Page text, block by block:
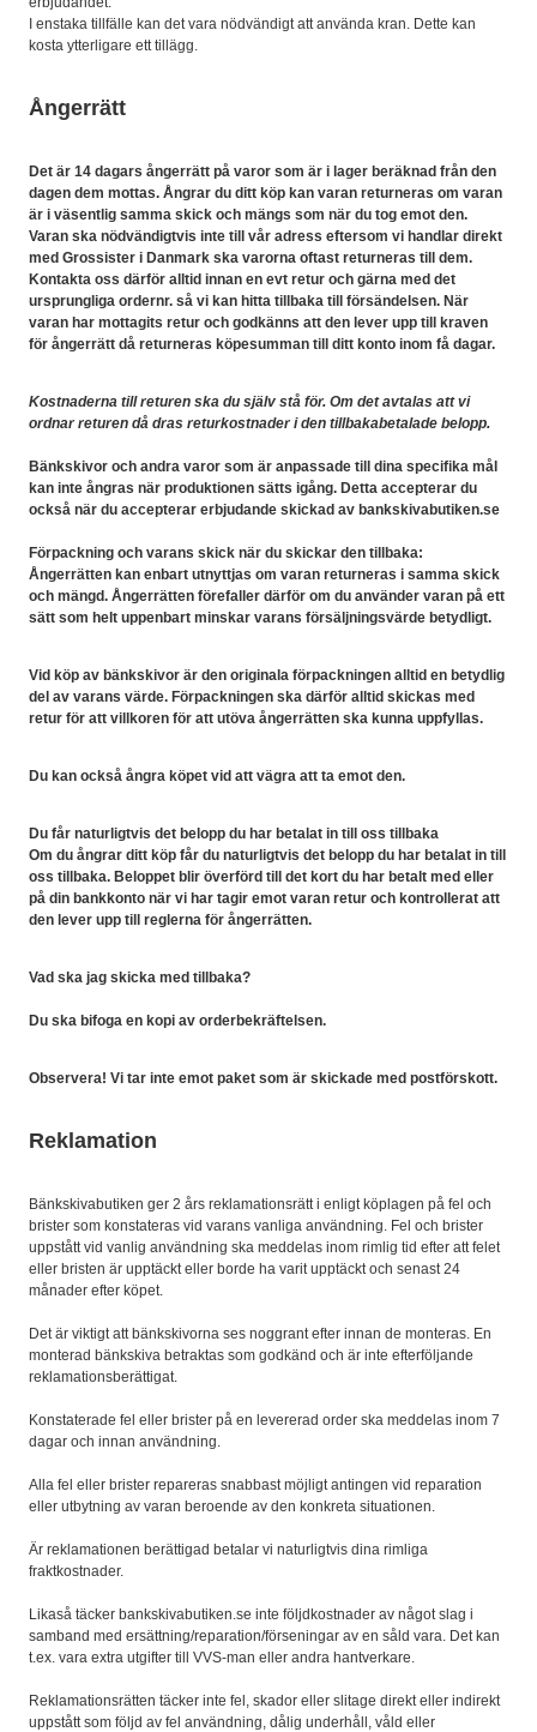
I enstaka tillfälle kan det vara nödvändigt att använda kran. Dette kan
kosta ytterligare ett tillägg.
Ångerrätt
Det är 14 dagars ångerrätt på varor som är i lager beräknad från den
dagen dem mottas. Ångrar du ditt köp kan varan returneras om varan
är i väsentlig samma skick och mängs som när du tog emot den.
Varan ska nödvändigtvis inte till vår adress eftersom vi handlar direkt
med Grossister i Danmark ska varorna oftast returneras till dem.
Kontakta oss därför alltid innan en evt retur och gärna med det
ursprungliga ordernr. så vi kan hitta tillbaka till försändelsen. När
varan har mottagits retur och godkänns att den lever upp till kraven
för ångerrätt då returneras köpesumman till ditt konto inom få dagar.
Kostnaderna till returen ska du själv stå för. Om det avtalas att vi
ordnar returen då dras returkostnader i den tillbakabetalade belopp.
Bänkskivor och andra varor som är anpassade till dina specifika mål
kan inte ångras när produktionen sätts igång. Detta accepterar du
också när du accepterar erbjudande skickad av bankskivabutiken.se
Förpackning och varans skick när du skickar den tillbaka:
Ångerrätten kan enbart utnyttjas om varan returneras i samma skick
och mängd. Ångerrätten förefaller därför om du använder varan på ett
sätt som helt uppenbart minskar varans försäljningsvärde betydligt.
Vid köp av bänkskivor är den originala förpackningen alltid en betydlig
del av varans värde. Förpackningen ska därför alltid skickas med
retur för att villkoren för att utöva ångerrätten ska kunna uppfyllas.
Du kan också ångra köpet vid att vägra att ta emot den.
Du får naturligtvis det belopp du har betalat in till oss tillbaka
Om du ångrar ditt köp får du naturligtvis det belopp du har betalat in till
oss tillbaka. Beloppet blir överförd till det kort du har betalt med eller
på din bankkonto när vi har tagir emot varan retur och kontrollerat att
den lever upp till reglerna för ångerrätten.
Vad ska jag skicka med tillbaka?
Du ska bifoga en kopi av orderbekräftelsen.
Observera! Vi tar inte emot paket som är skickade med postförskott.
Reklamation
Bänkskivabutiken ger 2 års reklamationsrätt i enligt köplagen på fel och
brister som konstateras vid varans vanliga användning. Fel och brister
uppstått vid vanlig användning ska meddelas inom rimlig tid efter att felet
eller bristen är upptäckt eller borde ha varit upptäckt och senast 24
månader efter köpet.
Det är viktigt att bänkskivorna ses noggrant efter innan de monteras. En
monterad bänkskiva betraktas som godkänd och är inte efterföljande
reklamationsberättigat.
Konstaterade fel eller brister på en levererad order ska meddelas inom 7
dagar och innan användning.
Alla fel eller brister repareras snabbast möjligt antingen vid reparation
eller utbytning av varan beroende av den konkreta situationen.
Är reklamationen berättigad betalar vi naturligtvis dina rimliga
fraktkostnader.
Likaså täcker bankskivabutiken.se inte följdkostnader av något slag i
samband med ersättning/reparation/förseningar av en såld vara. Det kan
t.ex. vara extra utgifter till VVS-man eller andra hantverkare.
Reklamationsrätten täcker inte fel, skador eller slitage direkt eller indirekt
uppstått som följd av fel användning, dålig underhåll, våld eller